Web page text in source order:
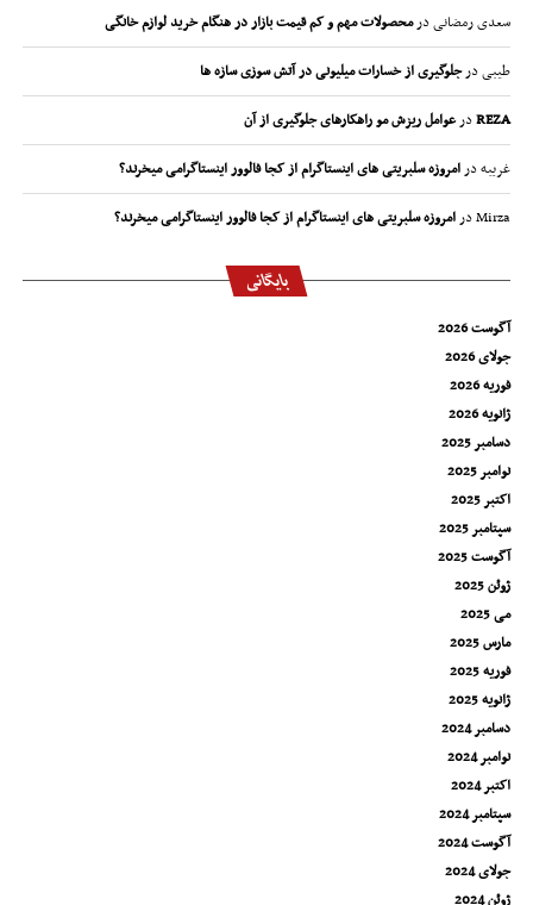
سعدی رمضانیدرمحصولات مهم و کم قیمت بازار در هنگام خرید لوازم خانگی
طیبیدرجلوگیری از خسارات میلیونی در آتش سوزی سازه ها
REZAدرعوامل ریزش مو راهکارهای جلوگیری از آن
غریبهدرامروزه سلبریتی های اینستاگرام از کجا فالوور اینستاگرامی میخرند؟
Mirzaدرامروزه سلبریتی های اینستاگرام از کجا فالوور اینستاگرامی میخرند؟
بایگانی
آگوست 2026
جولای 2026
فوریه 2026
ژانویه 2026
دسامبر 2025
نوامبر 2025
اکتبر 2025
سپتامبر 2025
آگوست 2025
ژوئن 2025
می 2025
مارس 2025
فوریه 2025
ژانویه 2025
دسامبر 2024
نوامبر 2024
اکتبر 2024
سپتامبر 2024
آگوست 2024
جولای 2024
ژوئن 2024